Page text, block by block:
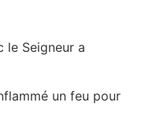
le Seigneur a
un feu pour